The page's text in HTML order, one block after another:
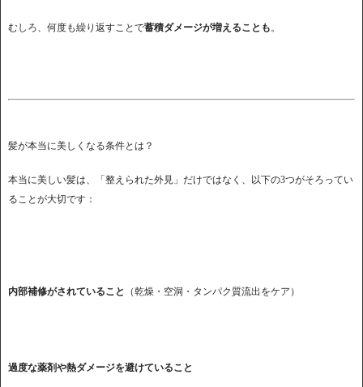
むしろ、何度も繰り返すことで蓄積ダメージが増えることも 。
髪が本当に美しくなる条件とは？
本当に美しい髪は、「整えられた外見」だけではなく、以下の3つがそろってい
ることが大切です：
内部補修がされていること （乾燥・空洞・タンパク質流出をケア）
過度な薬剤や熱ダメージを避けていること